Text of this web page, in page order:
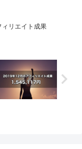
ィリエイト成果